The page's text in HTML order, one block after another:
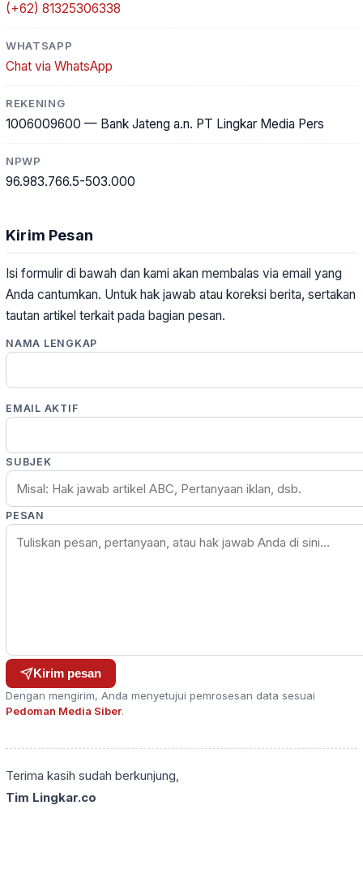
(+62) 81325306338
WHATSAPP
Chat via WhatsApp
REKENING
1006009600 — Bank Jateng a.n. PT Lingkar Media Pers
NPWP
96.983.766.5-503.000
Kirim Pesan
Isi formulir di bawah dan kami akan membalas via email yang
Anda cantumkan. Untuk hak jawab atau koreksi berita, sertakan
tautan artikel terkait pada bagian pesan.
NAMA LENGKAP
EMAIL AKTIF
SUBJEK
PESAN
Kirim pesan
Dengan mengirim, Anda menyetujui pemrosesan data sesuai
Pedoman Media Siber.
Terima kasih sudah berkunjung,
Tim Lingkar.co